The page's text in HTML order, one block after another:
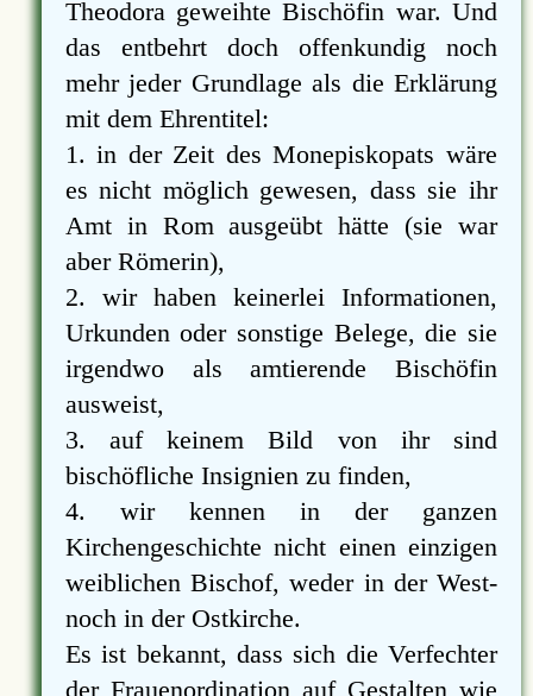
Theodora geweihte Bischöfin war. Und
das entbehrt doch offenkundig noch
mehr jeder Grundlage als die Erklärung
mit dem Ehrentitel:
1. in der Zeit des Monepiskopats wäre
es nicht möglich gewesen, dass sie ihr
Amt in Rom ausgeübt hätte (sie war
aber Römerin),
2. wir haben keinerlei Informationen,
Urkunden oder sonstige Belege, die sie
irgendwo als amtierende Bischöfin
ausweist,
3. auf keinem Bild von ihr sind
bischöfliche Insignien zu finden,
4. wir kennen in der ganzen
Kirchengeschichte nicht einen einzigen
weiblichen Bischof, weder in der West-
noch in der Ostkirche.
Es ist bekannt, dass sich die Verfechter
der Frauenordination auf Gestalten wie